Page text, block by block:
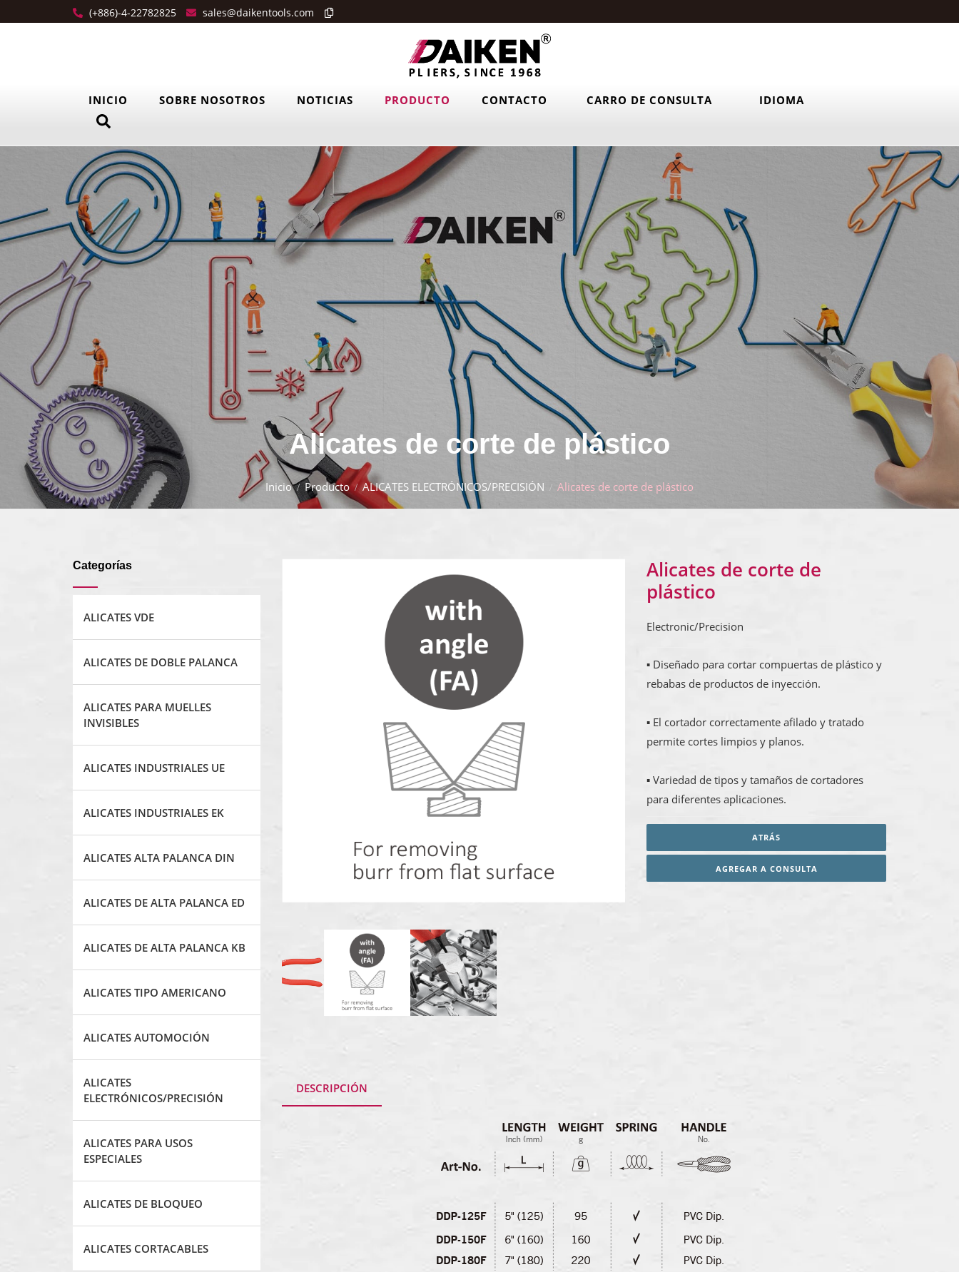
(+886)-4-22782825 sales@daikentools.com
INICIO SOBRE NOSOTROS NOTICIAS PRODUCTO CONTACTO CARRO DE CONSULTA IDIOMA
Alicates de corte de plástico
Inicio Producto ALICATES ELECTRÓNICOS/PRECISIÓN Alicates de corte de plástico
Categorías
ALICATES VDE
ALICATES DE DOBLE PALANCA
ALICATES PARA MUELLES
INVISIBLES
ALICATES INDUSTRIALES UE
ALICATES INDUSTRIALES EK
ALICATES ALTA PALANCA DIN
ALICATES DE ALTA PALANCA ED
ALICATES DE ALTA PALANCA KB
ALICATES TIPO AMERICANO
ALICATES AUTOMOCIÓN
ALICATES
ELECTRÓNICOS/PRECISIÓN
ALICATES PARA USOS
ESPECIALES
ALICATES DE BLOQUEO
ALICATES CORTACABLES
Alicates de corte de
plástico
Electronic/Precision
▪ Diseñado para cortar compuertas de plástico y
rebabas de productos de inyección.
▪ El cortador correctamente afilado y tratado
permite cortes limpios y planos.
▪ Variedad de tipos y tamaños de cortadores
para diferentes aplicaciones.
ATRÁS
AGREGAR A CONSULTA
DESCRIPCIÓN